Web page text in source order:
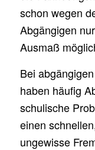
schon wegen
Abgängigen
Ausmaß
Bei
haben häufig
schulische
einen
ungewisse